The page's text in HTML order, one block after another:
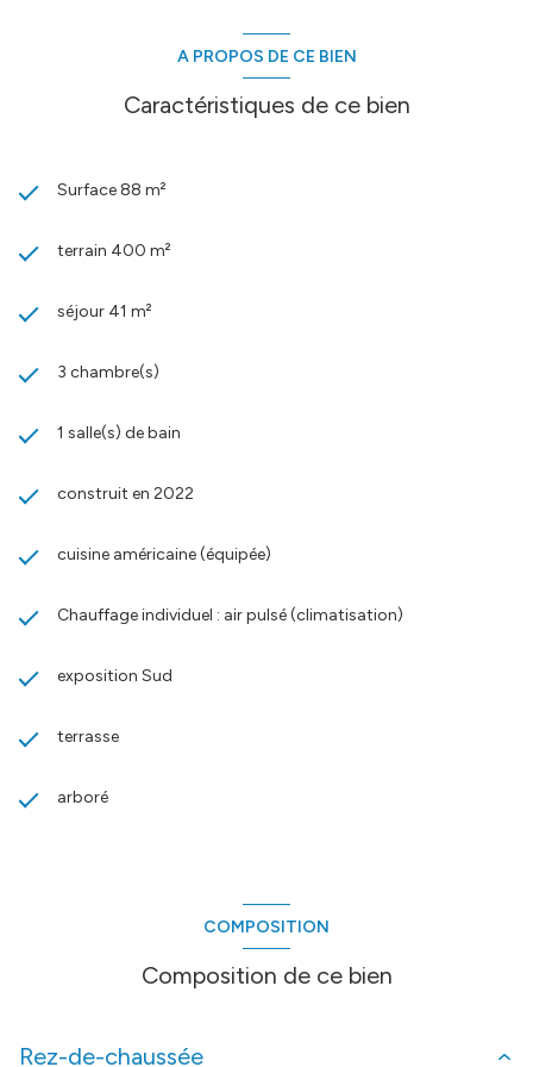
A PROPOS DE CE BIEN
Caractéristiques de ce bien
Surface 88 m²
terrain 400 m²
séjour 41 m²
3 chambre(s)
1 salle(s) de bain
construit en 2022
cuisine américaine (équipée)
Chauffage individuel : air pulsé (climatisation)
exposition Sud
terrasse
arboré
COMPOSITION
Composition de ce bien
Rez-de-chaussée